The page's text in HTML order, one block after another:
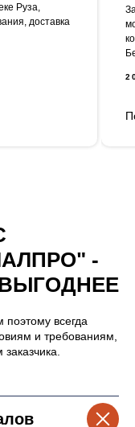
Руза,
доставка
-
всегда
и требованиям,